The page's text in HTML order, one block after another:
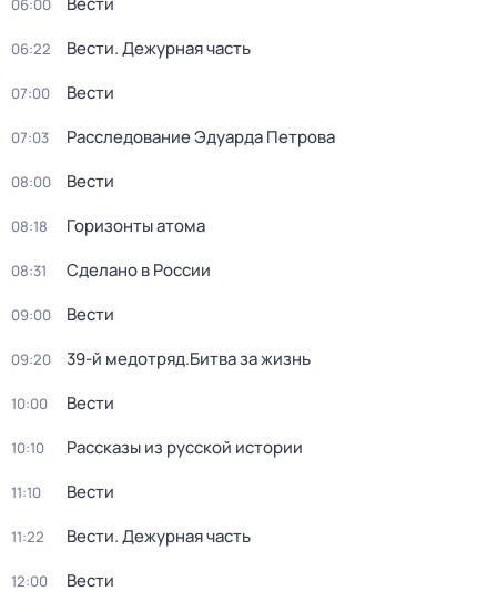
06:00
06:22 Вести. Дежурная часть
07:00 Вести
07:03 Расследование Эдуарда Петрова
08:00 Вести
08:18 Горизонты атома
08:31 Сделано в России
09:00 Вести
09:20 39-й медотряд.Битва за жизнь
10:00 Вести
10:10 Рассказы из русской истории
11:10 Вести
11:22 Вести. Дежурная часть
12:00 Вести